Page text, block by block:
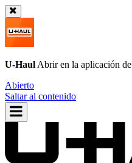
U-Haul Abrir en la aplicación de
Abierto
Saltar al contenido